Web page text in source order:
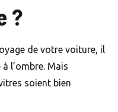
?
de votre voiture, il
l’ombre. Mais
soient bien